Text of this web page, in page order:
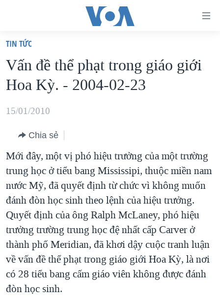
truy
cập
Tới
dung
chính
điều
hướng
chính
Đi
tới
"Tìm"
VIỆT NAM
HOA KỲ
BIỂN ĐÔNG
BLOG
DIỄN ĐÀN
MỤC
TỰ DO BÁO CHÍ
VẠCH TRẦN TIN GIẢ
NGƯỜI VIỆT HẢI NGOẠI
ĐỜI SỐNG
KHOA HỌC
CHUYÊN ĐỀ
CHIẾN TRANH THƯƠNG MẠI CỦA MỸ: QUÁ KHỨ VÀ HIỆN
TẠI
HÀNH TRÌNH BẦU CỬ 2024
MỘT NĂM CHIẾN TRANH TẠI DẢI GAZA
GIẢI MÃ VÀNH ĐAI & CON ĐƯỜNG
NGÀY TỊ NẠN THẾ GIỚI
HỌC TIẾNG ANH
VIDEO
NGHE
MẠNG XÃ HỘI
TIN TỨC
Vấn đề thể phạt trong giáo giới
Hoa Kỳ. - 2004-02-23
15/01/2010
Chia sẻ
Mới đây, một vị phó hiệu trưởng của một trường
trung học ở tiểu bang Mississipi, thuộc miền nam
nước Mỹ, đã quyết định từ chức vì không muốn
đánh đòn học sinh theo lệnh của hiệu trưởng.
Quyết định của ông Ralph McLaney, phó hiệu
trưởng trường trung học đệ nhất cấp Carver ở
thành phố Meridian, đã khơi dậy cuộc tranh luận
về vấn đề thể phạt trong giáo giới Hoa Kỳ, là nơi
có 28 tiểu bang cấm giáo viên không được đánh
đòn học sinh.